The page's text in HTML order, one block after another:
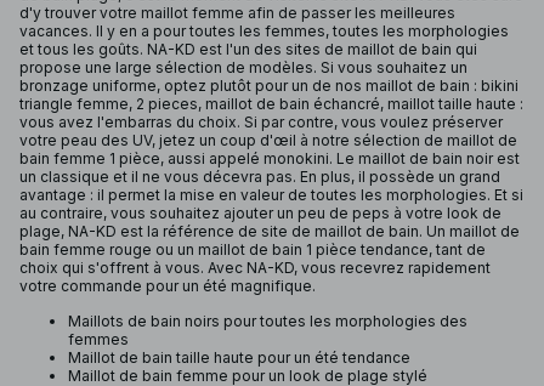
d'y trouver votre maillot femme afin de passer les meilleures
vacances. Il y en a pour toutes les femmes, toutes les morphologies
et tous les goûts. NA-KD est l'un des sites de maillot de bain qui
propose une large sélection de modèles. Si vous souhaitez un
bronzage uniforme, optez plutôt pour un de nos maillot de bain : bikini
triangle femme, 2 pieces, maillot de bain échancré, maillot taille haute :
vous avez l'embarras du choix. Si par contre, vous voulez préserver
votre peau des UV, jetez un coup d'œil à notre sélection de maillot de
bain femme 1 pièce, aussi appelé monokini. Le maillot de bain noir est
un classique et il ne vous décevra pas. En plus, il possède un grand
avantage : il permet la mise en valeur de toutes les morphologies. Et si
au contraire, vous souhaitez ajouter un peu de peps à votre look de
plage, NA-KD est la référence de site de maillot de bain. Un maillot de
bain femme rouge ou un maillot de bain 1 pièce tendance, tant de
choix qui s'offrent à vous. Avec NA-KD, vous recevrez rapidement
votre commande pour un été magnifique.
Maillots de bain noirs pour toutes les morphologies des
femmes
Maillot de bain taille haute pour un été tendance
Maillot de bain femme pour un look de plage stylé